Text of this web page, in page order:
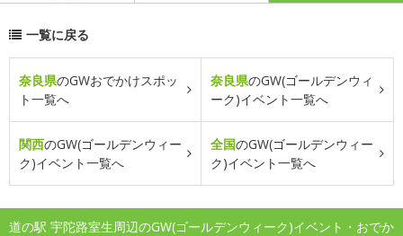
一覧に戻る
奈良県のGWおでかけスポッ
ト一覧へ
奈良県のGW(ゴールデンウィ
ーク)イベント一覧へ
関西のGW(ゴールデンウィー
ク)イベント一覧へ
全国のGW(ゴールデンウィー
ク)イベント一覧へ
道の駅 宇陀路室生周辺のGW(ゴールデンウィーク)イベント・おでか